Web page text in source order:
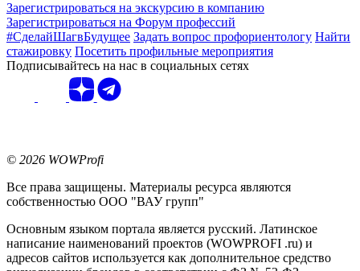
Зарегистрироваться на экскурсию в компанию
Зарегистрироваться на Форум профессий
#СделайШагвБудущее Задать вопрос профориентологу Найти
стажировку Посетить профильные мероприятия
Подписывайтесь на нас в социальных сетях
© 2026 WOWProfi
Все права защищены. Материалы ресурса являются
собственностью ООО "ВАУ групп"
Основным языком портала является русский. Латинское
написание наименований проектов (WOWPROFI .ru) и
адресов сайтов используется как дополнительное средство